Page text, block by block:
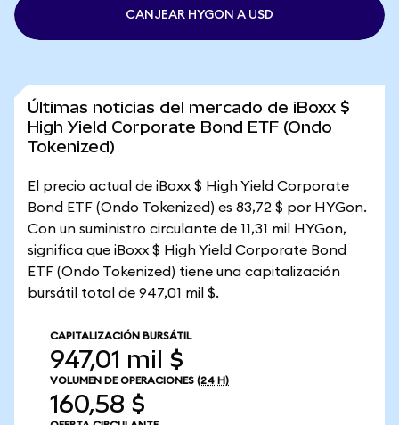
CANJEAR HYGON A USD
Últimas noticias del mercado de iBoxx $
High Yield Corporate Bond ETF (Ondo
Tokenized)
El precio actual de iBoxx $ High Yield Corporate
Bond ETF (Ondo Tokenized) es 83,72 $ por HYGon.
Con un suministro circulante de 11,31 mil HYGon,
significa que iBoxx $ High Yield Corporate Bond
ETF (Ondo Tokenized) tiene una capitalización
bursátil total de 947,01 mil $.
CAPITALIZACIÓN BURSÁTIL
947,01 mil $
VOLUMEN DE OPERACIONES (24 H)
160,58 $